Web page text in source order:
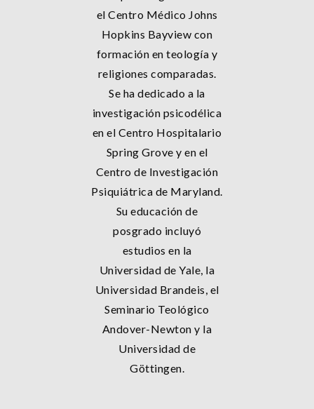
el Centro Médico Johns
Hopkins Bayview con
formación en teología y
religiones comparadas.
Se ha dedicado a la
investigación psicodélica
en el Centro Hospitalario
Spring Grove y en el
Centro de Investigación
Psiquiátrica de Maryland.
Su educación de
posgrado incluyó
estudios en la
Universidad de Yale, la
Universidad Brandeis, el
Seminario Teológico
Andover-Newton y la
Universidad de
Göttingen.